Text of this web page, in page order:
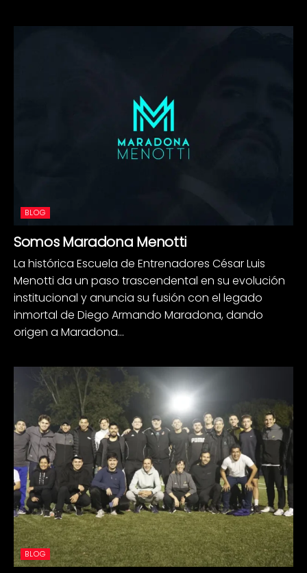
BLOG
Somos Maradona Menotti
La histórica Escuela de Entrenadores César Luis
Menotti da un paso trascendental en su evolución
institucional y anuncia su fusión con el legado
inmortal de Diego Armando Maradona, dando
origen a Maradona...
BLOG